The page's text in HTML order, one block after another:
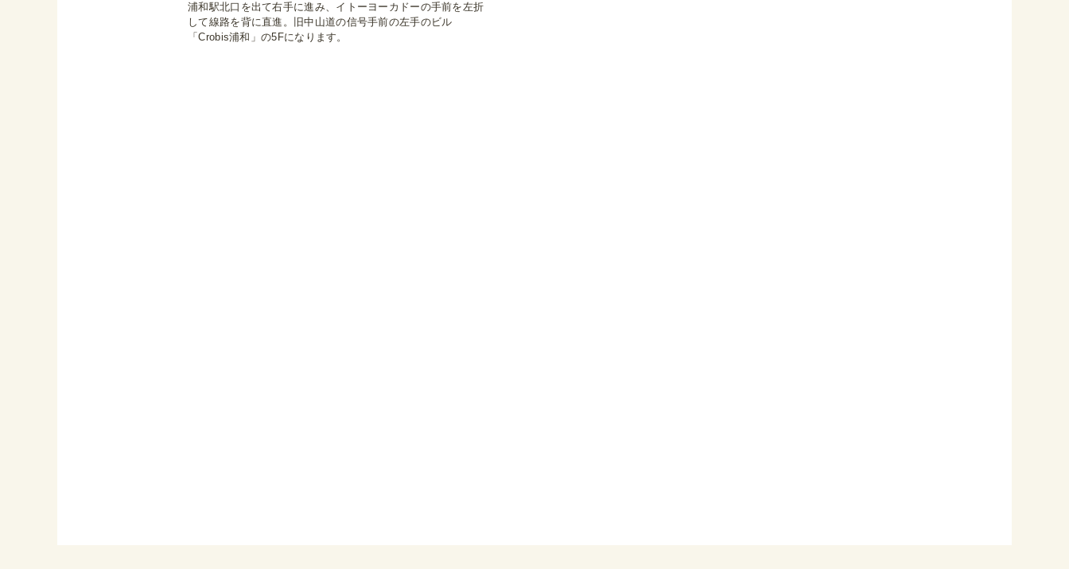
浦和駅北口を出て右手に進み、イトーヨーカドーの手前を左折
して線路を背に直進。旧中山道の信号手前の左手のビル
「Crobis浦和」の5Fになります。